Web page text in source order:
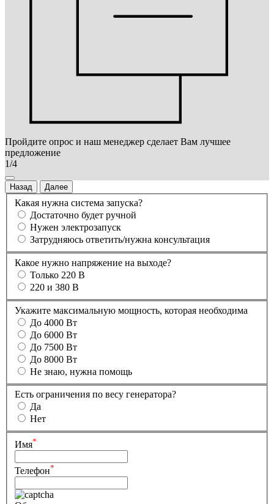
Пройдите опрос и наш менеджер сделает Вам лучшее
предложение
1/4
Назад Далее
Какая нужна система запуска?
Достаточно будет ручной
Нужен электрозапуск
Затрудняюсь ответить/нужна консультация
Какое нужно напряжение на выходе?
Только 220 В
220 и 380 В
Укажите максимальную мощность, которая необходима
До 4000 Вт
До 6000 Вт
До 7500 Вт
До 8000 Вт
Не знаю, нужна помощь
Есть ограничения по весу генератора?
Да
Нет
Имя*
Телефон*